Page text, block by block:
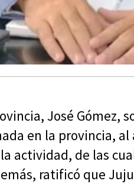
José Gómez,
en la provincia, al
actividad, de las
ratificó que